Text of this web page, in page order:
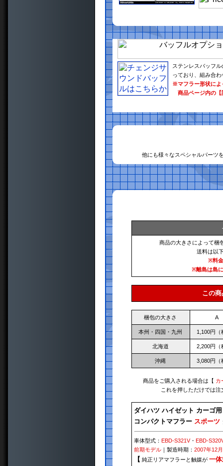
ステンレスバッフ
っており、組み合
※マフラー形状によ
商品ページ内の【
他にも様々なスペシャルパーツ
商品の大きさによって梱
送料は以
※料
※離島は島
この
梱包の大きさ A
本州・四国・九州 1,100円（
北海道 2,200円（
沖縄 3,080円（
商品をご購入される場合は【 カ
これを押しただけでは
ダイハツ ハイゼット カーゴ用
コンパクトマフラー スポーツ
車体型式：EBD-S321V・EBD-
前期モデル ｜製造時期：2007年12
【 純正リアマフラーと触媒が一